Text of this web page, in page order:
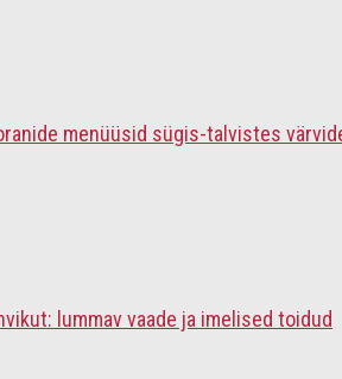
menüüsid sügis-talvistes
lummav vaade ja imelised toidud